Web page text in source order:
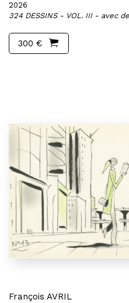
2026
324 DESSINS - VOL. III - avec
300 €
François AVRIL